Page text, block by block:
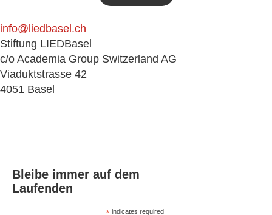
info@liedbasel.ch
Stiftung LIEDBasel
c/o Academia Group Switzerland AG
Viaduktstrasse 42
4051 Basel
Bleibe immer auf dem
Laufenden
indicates required